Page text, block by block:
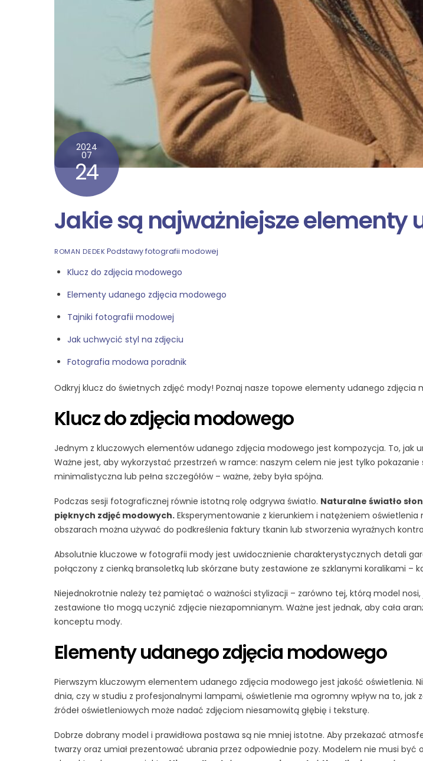
2024
07
24
Jakie są najważniejsze elementy
ROMAN DEDEK Podstawy fotografii modowej
Klucz do zdjęcia modowego
Elementy udanego zdjęcia modowego
Tajniki fotografii modowej
Jak uchwycić styl na zdjęciu
Fotografia modowa poradnik
Odkryj klucz do świetnych zdjęć mody! Poznaj nasze topowe elementy udanego zdjęcia
Klucz do zdjęcia modowego
Jednym z kluczowych elementów udanego zdjęcia modowego jest kompozycja. To,
Ważne jest, aby wykorzystać przestrzeń w ramce: naszym celem nie jest tylko
minimalistyczna lub pełna szczegółów – ważne, żeby była spójna.
Podczas sesji fotograficznej równie istotną rolę odgrywa światło. Naturalne światło
pięknych zdjęć modowych. Eksperymentowanie z kierunkiem i natężeniem
obszarach można używać do podkreślenia faktury tkanin lub stworzenia wyraźnych
Absolutnie kluczowe w fotografii mody jest uwidocznienie charakterystycznych detali
połączony z cienką bransoletką lub skórzane buty zestawione ze szklanymi koralikami –
Niejednokrotnie należy też pamiętać o ważności stylizacji – zarówno tej, którą model
zestawione tło mogą uczynić zdjęcie niezapomnianym. Ważne jest jednak, aby cała
konceptu mody.
Elementy udanego zdjęcia modowego
Pierwszym kluczowym elementem udanego zdjęcia modowego jest jakość oświetlenia.
dnia, czy w studiu z profesjonalnymi lampami, oświetlenie ma ogromny wpływ na to,
źródeł oświetleniowych może nadać zdjęciom niesamowitą głębię i teksturę.
Dobrze dobrany model i prawidłowa postawa są nie mniej istotne. Aby przekazać
twarzy oraz umiał prezentować ubrania przez odpowiednie pozy. Modelem nie musi